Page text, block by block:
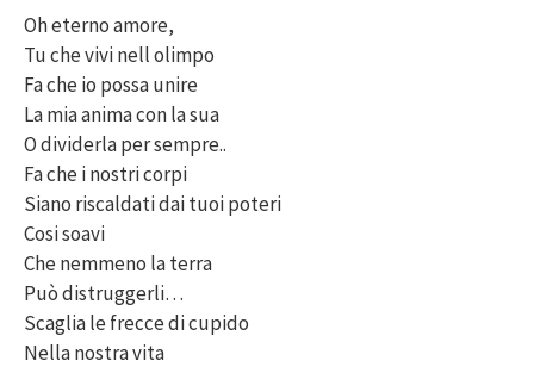
Oh eterno amore,
Tu che vivi nell olimpo
Fa che io possa unire
La mia anima con la sua
O dividerla per sempre..
Fa che i nostri corpi
Siano riscaldati dai tuoi poteri
Cosi soavi
Che nemmeno la terra
Può distruggerli…
Scaglia le frecce di cupido
Nella nostra vita